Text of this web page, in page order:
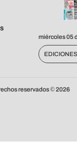
miércoles 05
reservados ©2026